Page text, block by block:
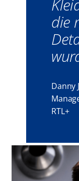
die
Danny
RTL+